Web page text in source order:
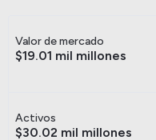
Valor de mercado
$19.01 mil millones
Activos
$30.02 mil millones